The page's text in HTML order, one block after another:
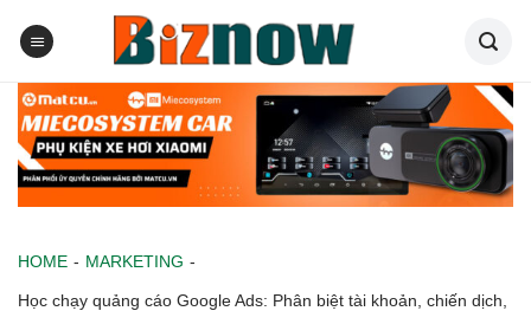
HOME - MARKETING -
Học chạy quảng cáo Google Ads: Phân biệt tài khoản, chiến dịch,